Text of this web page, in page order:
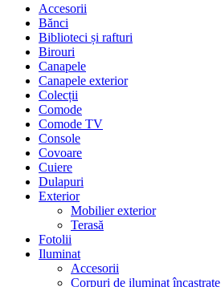
Accesorii
Bănci
Biblioteci și rafturi
Birouri
Canapele
Canapele exterior
Colecții
Comode
Comode TV
Console
Covoare
Cuiere
Dulapuri
Exterior
Mobilier exterior
Terasă
Fotolii
Iluminat
Accesorii
Corpuri de iluminat încastrate